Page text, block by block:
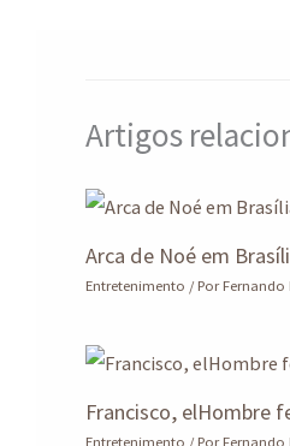
Artigos
Arca de Noé em
Entretenimento / PorFernando
Francisco, elHombre
Entretenimento / PorFernando